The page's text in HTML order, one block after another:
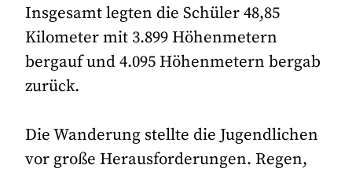
Insgesamt legten die Schüler 48,85
Kilometer mit 3.899 Höhenmetern
bergauf und 4.095 Höhenmetern bergab
zurück.
Die Wanderung stellte die Jugendlichen
vor große Herausforderungen. Regen,